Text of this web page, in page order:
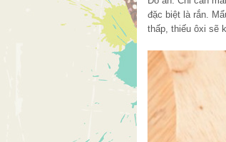
đặc biệt là rắn.
thấp, thiếu ôxi sẽ